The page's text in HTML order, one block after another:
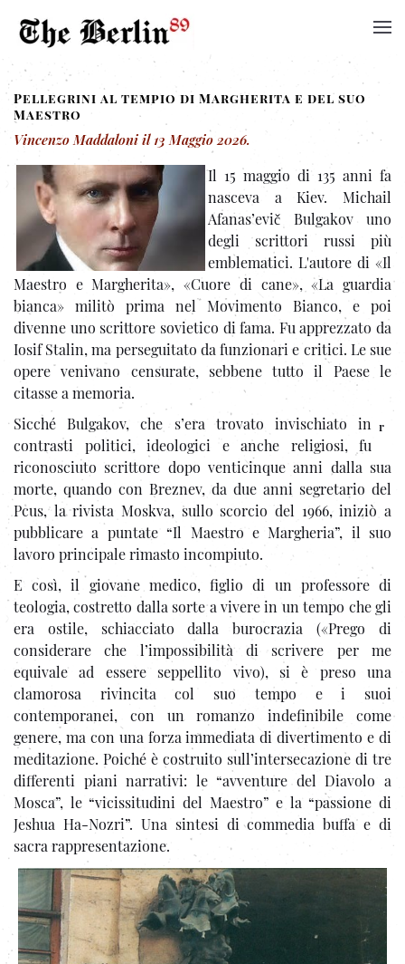
Pellegrini al tempio di Margherita e del suo
Maestro
Vincenzo Maddaloni il 13 Maggio 2026.
Il 15 maggio di 135 anni fa
nasceva a Kiev. Michail
Afanas’evič Bulgakov uno
degli scrittori russi più
emblematici. L'autore di «Il
Maestro e Margherita», «Cuore di cane», «La guardia
bianca» militò prima nel Movimento Bianco, e poi
divenne uno scrittore sovietico di fama. Fu apprezzato da
Iosif Stalin, ma perseguitato da funzionari e critici. Le sue
opere venivano censurate, sebbene tutto il Paese le
citasse a memoria.
r
Sicché Bulgakov, che s’era trovato invischiato in
contrasti politici, ideologici e anche religiosi, fu
riconosciuto scrittore dopo venticinque anni dalla sua
morte, quando con Breznev, da due anni segretario del
Pcus, la rivista Moskva, sullo scorcio del 1966, iniziò a
pubblicare a puntate “Il Maestro e Margheria”, il suo
lavoro principale rimasto incompiuto.
E così, il giovane medico, figlio di un professore di
teologia, costretto dalla sorte a vivere in un tempo che gli
era ostile, schiacciato dalla burocrazia («Prego di
considerare che l’impossibilità di scrivere per me
equivale ad essere seppellito vivo), si è preso una
clamorosa rivincita col suo tempo e i suoi
contemporanei, con un romanzo indefinibile come
genere, ma con una forza immediata di divertimento e di
meditazione. Poiché è costruito sull’intersecazione di tre
differenti piani narrativi: le “avventure del Diavolo a
Mosca”, le “vicissitudini del Maestro” e la “passione di
Jeshua Ha-Nozri”. Una sintesi di commedia buffa e di
sacra rappresentazione.